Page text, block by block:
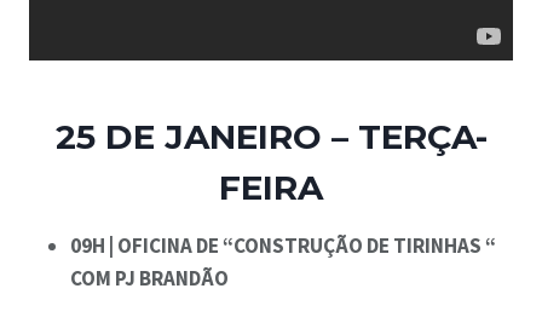
25 DE JANEIRO – TERÇA-
FEIRA
09H | OFICINA DE “CONSTRUÇÃO DE TIRINHAS “
COM PJ BRANDÃO